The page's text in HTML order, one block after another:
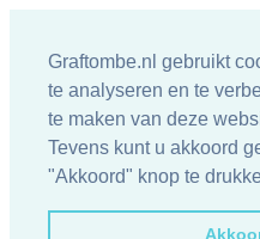
Graftombe.nl gebruikt
te analyseren en te
te maken van deze
Tevens kunt u akkoord
"Akkoord" knop te